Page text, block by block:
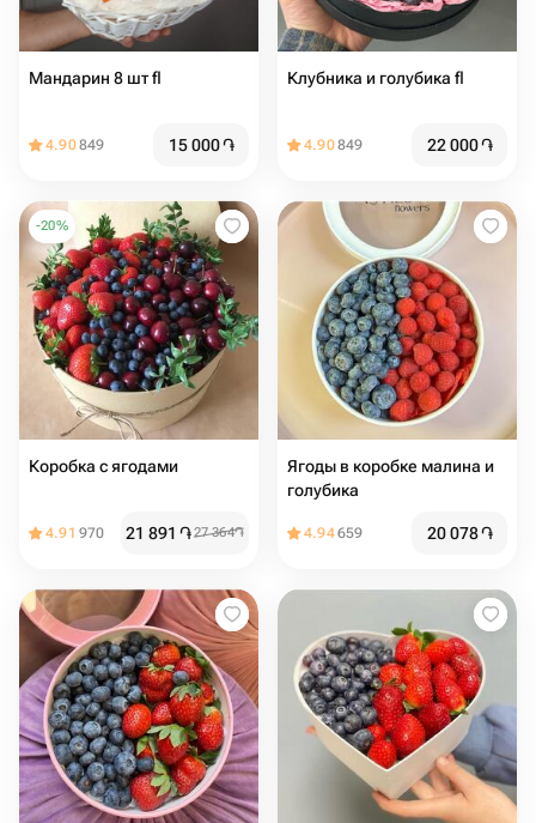
Мандарин 8 шт fl
4.90849 15 000֏
Клубника и голубика fl
4.90849 22 000֏
-20%
Коробка с ягодами
4.91 970 21 891 ֏27 364֏
Ягоды в коробке малина и
голубика
4.94659 20 078֏